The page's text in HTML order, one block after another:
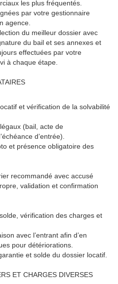
les plus fréquentés.
par votre gestionnaire
agence.
du meilleur dossier avec
du bail et ses annexes et
effectuées par votre
à chaque étape.
et vérification de la solvabilité
(bail, acte de
d’entrée).
et présence obligatoire des
recommandé avec accusé
validation et confirmation
vérification des charges et
avec l’entrant afin d’en
pour détériorations.
et solde du dossier locatif.
ET CHARGES DIVERSES